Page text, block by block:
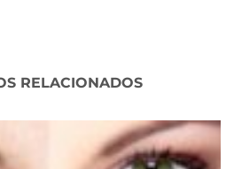
RELACIONADOS